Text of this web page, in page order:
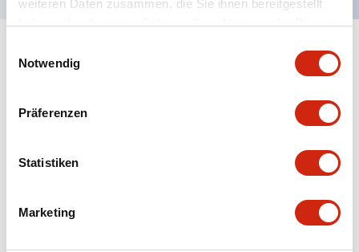
weiteren Daten zusammen, die Sie ihnen bereitgestellt
haben oder die sie im Rahmen Ihrer Nutzung der Dienste
Notwendig
Präferenzen
Statistiken
Marketing
Spezifikationen Alle erweitern+